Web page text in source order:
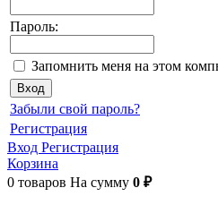
Пароль:
Запомнить меня на этом
Забыли свой пароль?
Регистрация
Вход Регистрация
Корзина
0 товаров На сумму 0 ₽